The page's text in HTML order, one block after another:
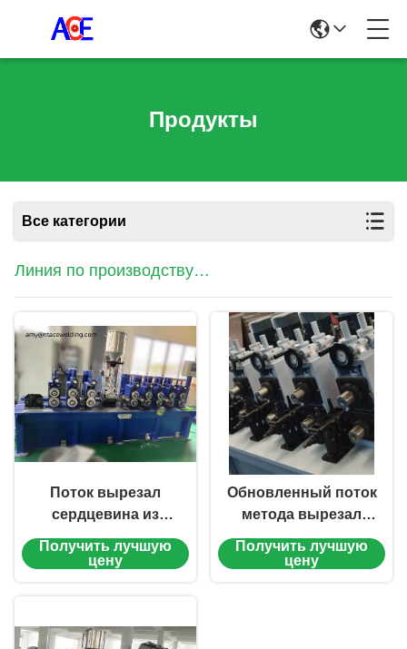
Продукты
Все категории
Линия по производству
порошковой сварочной проволоки
Поток вырезал
сердцевина из
провода заварки
делая машину
Получить лучшую
цену
Обновленный поток
метода вырезал
сердцевина из
производственной
Получить лучшую
цену